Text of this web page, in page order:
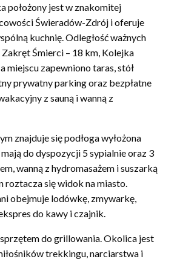
położony jest w znakomitej
Świeradów-Zdrój i oferuje
kuchnię. Odległość ważnych
Śmierci – 18 km, Kolejka
miejscu zapewniono taras, stół
prywatny parking oraz bezpłatne
z sauną i wanną z
znajduje się podłoga wyłożona
do dyspozycji 5 sypialnie oraz 3
wanną z hydromasażem i suszarką
roztacza się widok na miasto.
obejmuje lodówkę, zmywarkę,
do kawy i czajnik.
do grillowania. Okolica jest
trekkingu, narciarstwa i